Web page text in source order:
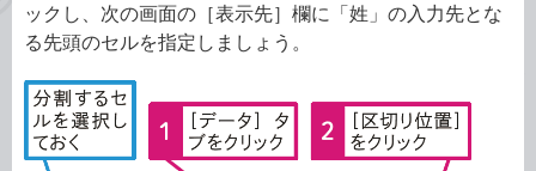
ックし、次の画面の［表示先］欄に「姓」の入力先とな
る先頭のセルを指定しましょう。